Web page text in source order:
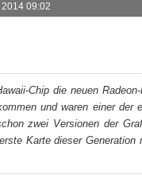
09:02
Chip die neuen
und waren einer der
zwei Versionen der
Karte dieser Generation